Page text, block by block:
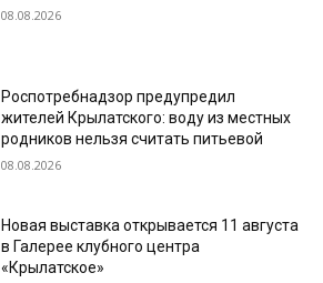
08.08.2026
Роспотребнадзор предупредил
жителей Крылатского: воду из местных
родников нельзя считать питьевой
08.08.2026
Новая выставка открывается 11 августа
в Галерее клубного центра
«Крылатское»